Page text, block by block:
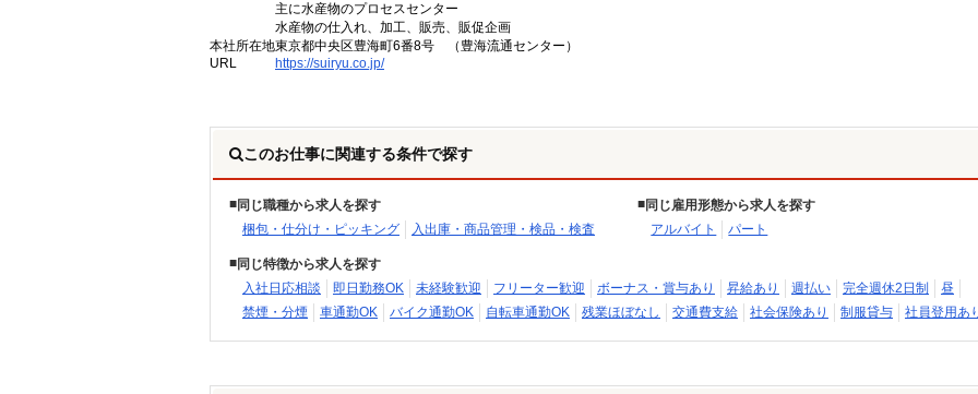
主に水産物のプロセスセンター
水産物の仕入れ、加工、販売、販促企画
本社所在地東京都中央区豊海町6番8号 （豊海流通センター）
URL
https://suiryu.co.jp/
このお仕事に関連する条件で探す
同じ職種から求人を探す
梱包・仕分け・ピッキング
入出庫・商品管理・検品・検査
同じ雇用形態から求人を探す
アルバイト
パート
同じ特徴から求人を探す
入社日応相談
即日勤務OK 未経験歓迎 フリーター歓迎 ボーナス・賞与あり 昇給あり 週払い 完全週休2日制
昼
禁煙・分煙
車通勤OK バイク通勤OK 自転車通勤OK 残業ほぼなし 交通費支給 社会保険あり 制服貸与 社員登用あ